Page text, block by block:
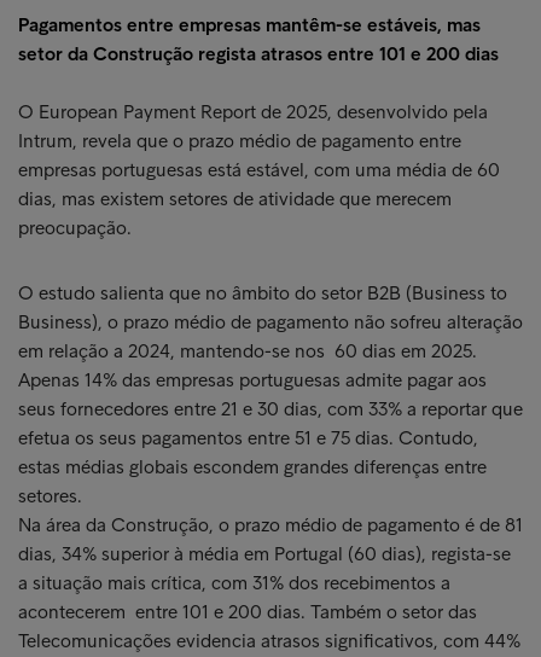
Pagamentos entre empresas mantêm-se estáveis, mas
setor da Construção regista atrasos entre 101 e 200 dias
O European Payment Report de 2025, desenvolvido pela
Intrum, revela que o prazo médio de pagamento entre
empresas portuguesas está estável, com uma média de 60
dias, mas existem setores de atividade que merecem
preocupação.
O estudo salienta que no âmbito do setor B2B (Business to
Business), o prazo médio de pagamento não sofreu alteração
em relação a 2024, mantendo-se nos 60 dias em 2025.
Apenas 14% das empresas portuguesas admite pagar aos
seus fornecedores entre 21 e 30 dias, com 33% a reportar que
efetua os seus pagamentos entre 51 e 75 dias. Contudo,
estas médias globais escondem grandes diferenças entre
setores.
Na área da Construção, o prazo médio de pagamento é de 81
dias, 34% superior à média em Portugal (60 dias), regista-se
a situação mais crítica, com 31% dos recebimentos a
acontecerem entre 101 e 200 dias. Também o setor das
Telecomunicações evidencia atrasos significativos, com 44%